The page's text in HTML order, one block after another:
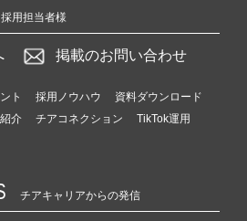
用担当者様
掲載のお問い合わせ
ト 採用ノウハウ
資料ダウンロード
介 チアコネクション
TikTok運用
チアキャリアからの発信